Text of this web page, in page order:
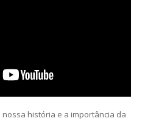
história e a importância da